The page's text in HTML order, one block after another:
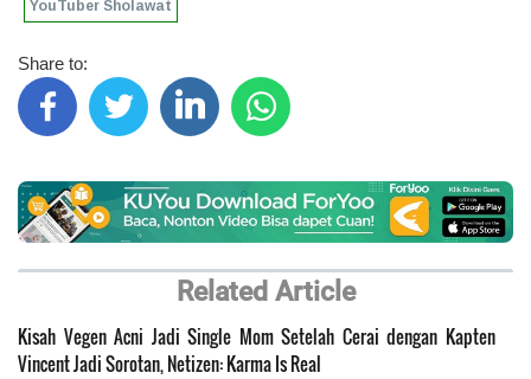
YouTuber Sholawat
Share to:
Related Article
Kisah Vegen Acni Jadi Single Mom Setelah Cerai dengan Kapten
Vincent Jadi Sorotan, Netizen: Karma Is Real